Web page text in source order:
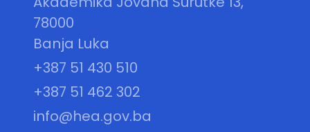
78000
Banja Luka
+387 51 430 510
+387 51 462 302
info@hea.gov.ba